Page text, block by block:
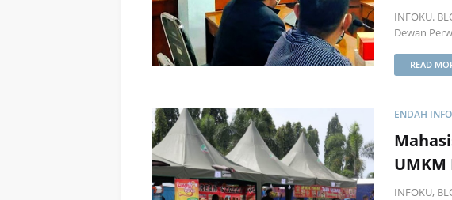
INFOKU.
Dewan
READ
ENDAH
UMKM
INFOKU,